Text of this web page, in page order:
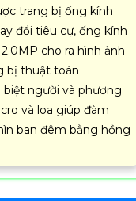
trang bị ống kính
đổi tiêu cự, ống kính
cho ra hình ảnh
bị thuật toán
biệt người và phương
và loa giúp đàm
ban đêm bằng hồng